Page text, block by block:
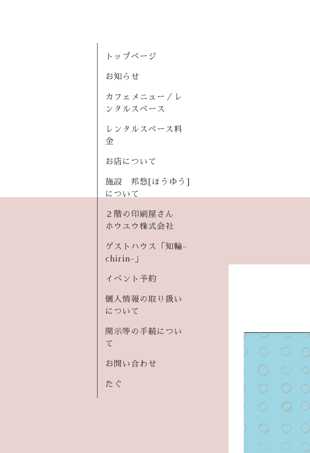
トップページ
お知らせ
カフェメニュー／レ
ンタルスペース
レンタルスペース料
金
お店について
施設 邦悠[ほうゆう]
について
２階の印刷屋さん
ホウユウ株式会社
ゲストハウス「知輪-
chirin-」
イベント予約
個人情報の取り扱い
について
開示等の手続につい
て
お問い合わせ
たぐ